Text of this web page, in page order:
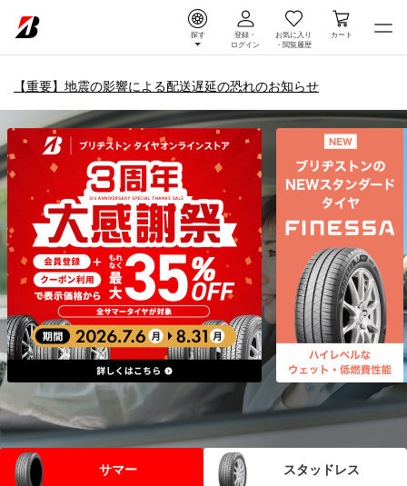
探す
登録・
ログイン
お気に入り
・ 閲覧履歴
カート
【重要】地震の影響による配送遅延の恐れのお知らせ
タイヤ＆ホイール通販 |
サマー スタッドレス